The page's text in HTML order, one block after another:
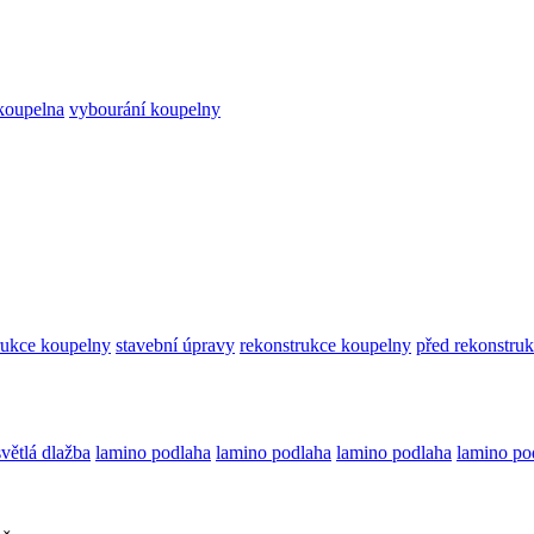
vybourání koupelny
koupelny stavební úpravy rekonstrukce koupelny před
dlažba lamino podlaha lamino podlaha lamino podlaha lamino